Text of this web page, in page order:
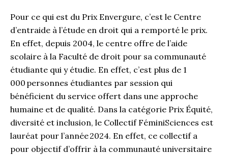
Pour ce qui est du Prix Envergure, c’est le Centre
d’entraide à l’étude en droit qui a remporté le prix.
En effet, depuis 2004, le centre offre de l’aide
scolaire à la Faculté de droit pour sa communauté
étudiante qui y étudie. En effet, c’est plus de 1
000 personnes étudiantes par session qui
bénéficient du service offert dans une approche
humaine et de qualité. Dans la catégorie Prix Équité,
diversité et inclusion, le Collectif FéminiSciences est
lauréat pour l’année 2024. En effet, ce collectif a
pour objectif d’offrir à la communauté universitaire